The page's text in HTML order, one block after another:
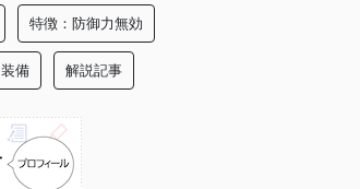
特徴：防御力無効
装備 解説記事